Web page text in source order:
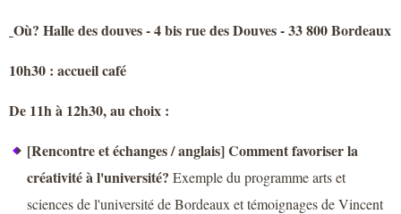
Où? Halle des douves - 4 bis rue des Douves - 33 800 Bordeaux
10h30 : accueil café
De 11h à 12h30, au choix :
[Rencontre et échanges / anglais] Comment favoriser la
créativité à l'université? Exemple du programme arts et
sciences de l'université de Bordeaux et témoignages de Vincent